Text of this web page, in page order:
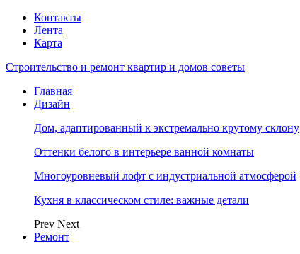
Контакты
Лента
Карта
Строительство и ремонт квартир и домов советы
Главная
Дизайн
Дом, адаптированный к экстремально крутому склону
Оттенки белого в интерьере ванной комнаты
Многоуровневый лофт с индустриальной атмосферой
Кухня в классическом стиле: важные детали
Prev Next
Ремонт